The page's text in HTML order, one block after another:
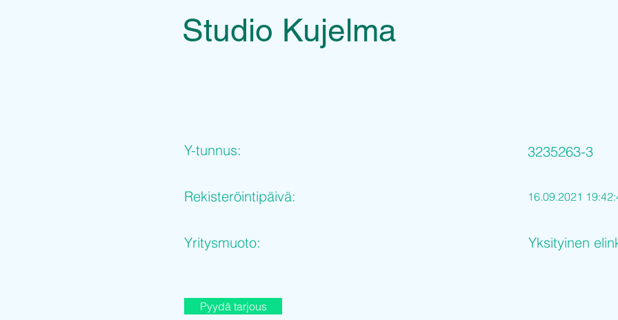
Studio Kujelma
Y-tunnus:
Rekisteröintipäivä:
Yritysmuoto:
3235263-3
16.09.2021
Yksityinen
Pyydä tarjous